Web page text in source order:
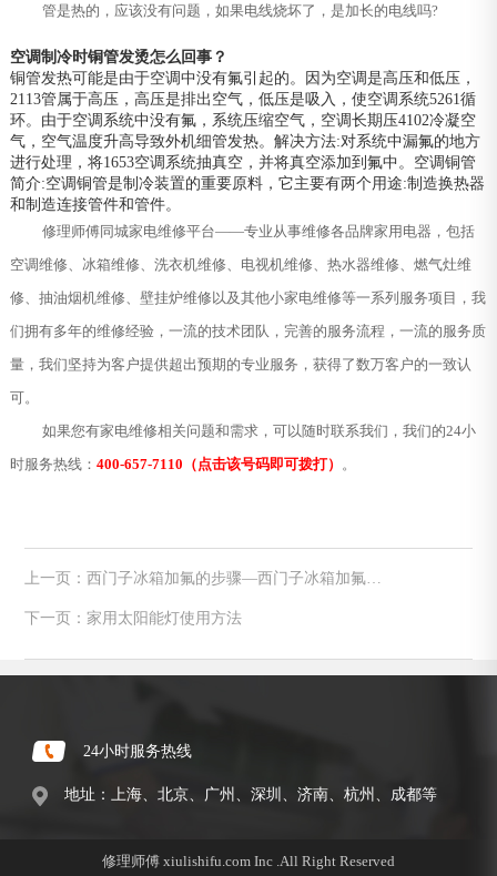
管是热的，应该没有问题，如果电线烧坏了，是加长的电线吗?
空调制冷时铜管发烫怎么回事？
铜管发热可能是由于空调中没有氟引起的。因为空调是高压和低压，
2113管属于高压，高压是排出空气，低压是吸入，使空调系统5261循
环。由于空调系统中没有氟，系统压缩空气，空调长期压4102冷凝空
气，空气温度升高导致外机细管发热。解决方法:对系统中漏氟的地方
进行处理，将1653空调系统抽真空，并将真空添加到氟中。空调铜管
简介:空调铜管是制冷装置的重要原料，它主要有两个用途:制造换热器
和制造连接管件和管件。
修理师傅同城家电维修平台——专业从事维修各品牌家用电器，包括
空调维修、冰箱维修、洗衣机维修、电视机维修、热水器维修、燃气灶维
修、抽油烟机维修、壁挂炉维修以及其他小家电维修等一系列服务项目，我
们拥有多年的维修经验，一流的技术团队，完善的服务流程，一流的服务质
量，我们坚持为客户提供超出预期的专业服务，获得了数万客户的一致认
可。
如果您有家电维修相关问题和需求，可以随时联系我们，我们的24小
时服务热线： 400-657-7110（点击该号码即可拨打） 。
上一页：西门子冰箱加氟的步骤—西门子冰箱加氟的
下一页：家用太阳能灯使用方法
24小时服务热线
地址：上海、北京、广州、深圳、济南、杭州、成都等
修理师傅 xiulishifu.com Inc .All Right Reserved